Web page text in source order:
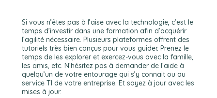
Si vous n’êtes pas à l’aise avec la technologie, c’est le
temps d’investir dans une formation afin d’acquérir
l’agilité nécessaire. Plusieurs plateformes offrent des
tutoriels très bien conçus pour vous guider. Prenez le
temps de les explorer et exercez-vous avec la famille,
les amis, etc. N’hésitez pas à demander de l’aide à
quelqu’un de votre entourage qui s’y connait ou au
service TI de votre entreprise. Et soyez à jour avec les
mises à jour.